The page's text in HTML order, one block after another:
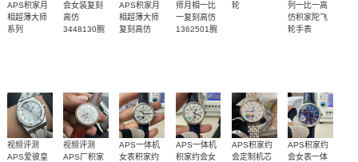
APS积家月
相超薄大师
系列
会女装复刻
高仿
3448130腕
APS积家月
相超薄大师
复刻高仿
师月相一比
一复刻高仿
1362501腕
轮
列一比一高
仿积家陀飞
轮手表
视频评测
APS爱彼皇
视频评测
APS厂积家
APS一体机
女表积家约
APS一体机
积家约会女
APS积家约
会定制机芯
APS积家约
会女表一体